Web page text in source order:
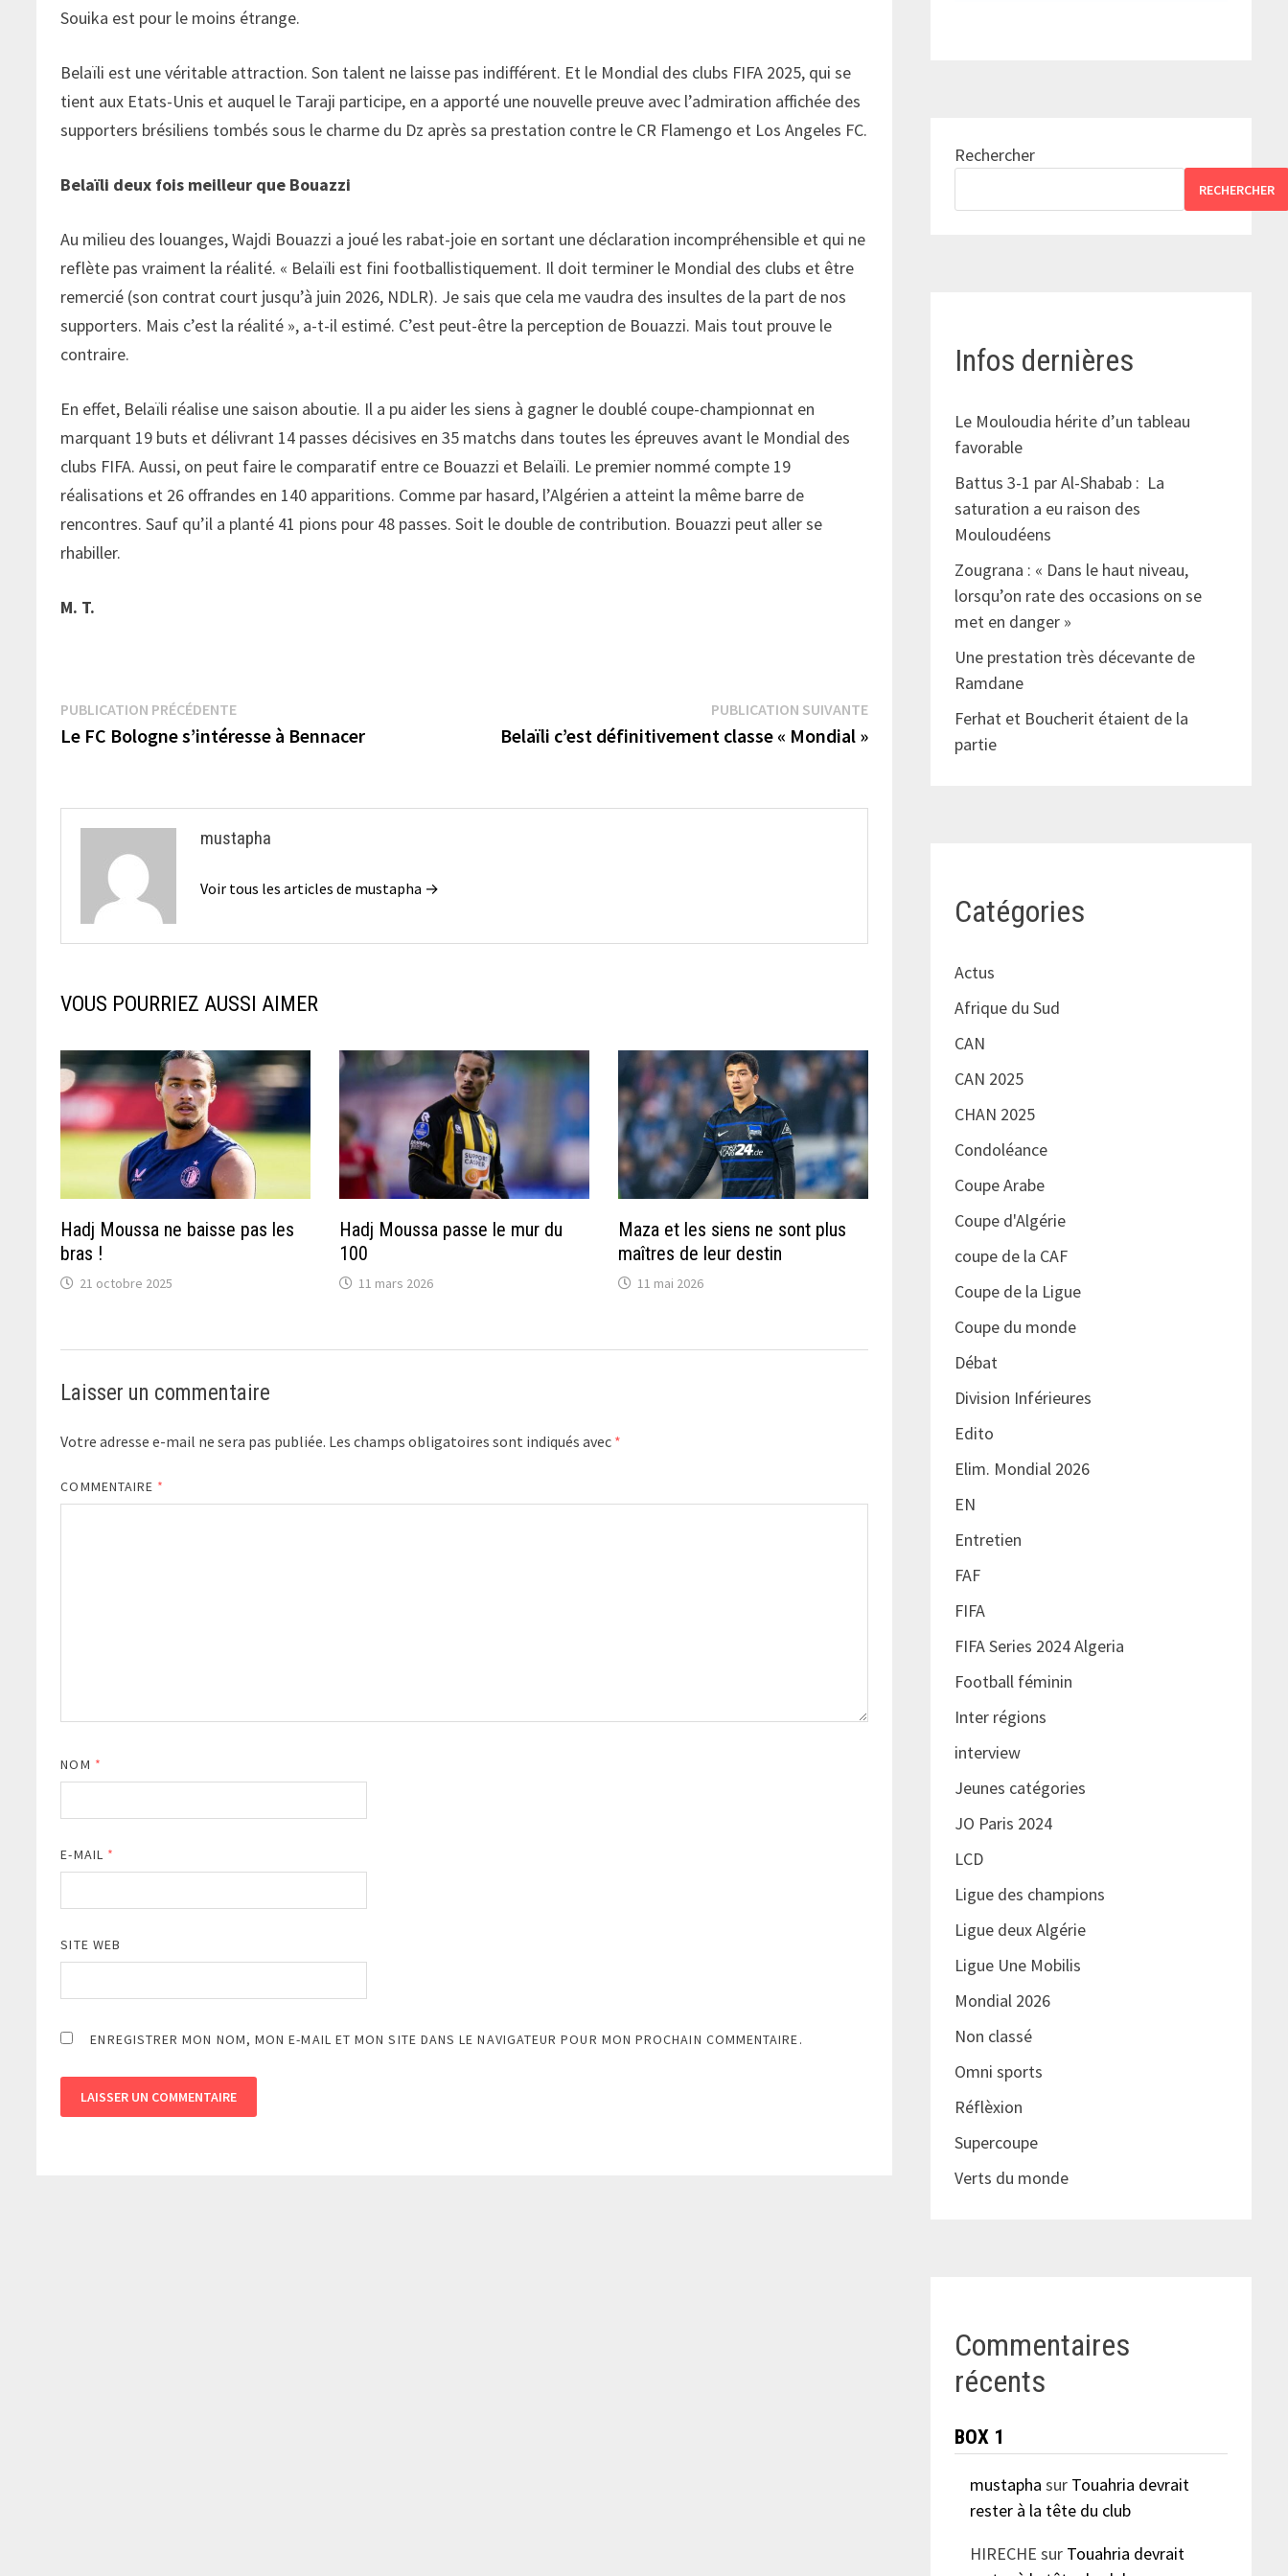
Souika est pour le moins étrange.
Belaïli est une véritable attraction. Son talent ne laisse pas indifférent. Et le Mondial des clubs FIFA 2025, qui se
tient aux Etats-Unis et auquel le Taraji participe, en a apporté une nouvelle preuve avec l’admiration affichée des
supporters brésiliens tombés sous le charme du Dz après sa prestation contre le CR Flamengo et Los Angeles FC.
Belaïli deux fois meilleur que Bouazzi
Au milieu des louanges, Wajdi Bouazzi a joué les rabat-joie en sortant une déclaration incompréhensible et qui ne
reflète pas vraiment la réalité. « Belaïli est fini footballistiquement. Il doit terminer le Mondial des clubs et être
remercié (son contrat court jusqu’à juin 2026, NDLR). Je sais que cela me vaudra des insultes de la part de nos
supporters. Mais c’est la réalité », a-t-il estimé. C’est peut-être la perception de Bouazzi. Mais tout prouve le
contraire.
En effet, Belaïli réalise une saison aboutie. Il a pu aider les siens à gagner le doublé coupe-championnat en
marquant 19 buts et délivrant 14 passes décisives en 35 matchs dans toutes les épreuves avant le Mondial des
clubs FIFA. Aussi, on peut faire le comparatif entre ce Bouazzi et Belaïli. Le premier nommé compte 19
réalisations et 26 offrandes en 140 apparitions. Comme par hasard, l’Algérien a atteint la même barre de
rencontres. Sauf qu’il a planté 41 pions pour 48 passes. Soit le double de contribution. Bouazzi peut aller se
rhabiller.
M. T.
Navigation
de
PUBLICATION PRÉCÉDENTEPublication
précédente :
Le FC Bologne s’intéresse à Bennacer
PUBLICATION SUIVANTEPublication
suivante :
Belaïli c’est définitivement classe « Mondial »
mustapha
Voir tous les articles de mustapha →
VOUS POURRIEZ AUSSI AIMER
Hadj Moussa ne baisse pas les
bras !
21 octobre 2025
Hadj Moussa passe le mur du
100
11 mars 2026
Maza et les siens ne sont plus
maîtres de leur destin
11 mai 2026
Laisser un commentaire
Votre adresse e-mail ne sera pas publiée. Les champs obligatoires sont indiqués avec *
COMMENTAIRE *
NOM *
E-MAIL *
SITE WEB
ENREGISTRER MON NOM, MON E-MAIL ET MON SITE DANS LE NAVIGATEUR POUR MON PROCHAIN COMMENTAIRE.
Rechercher
RECHERCHER
Infos dernières
Le Mouloudia hérite d’un tableau
favorable
Battus 3-1 par Al-Shabab : La
saturation a eu raison des
Mouloudéens
Zougrana : « Dans le haut niveau,
lorsqu’on rate des occasions on se
met en danger »
Une prestation très décevante de
Ramdane
Ferhat et Boucherit étaient de la
partie
Catégories
Actus
Afrique du Sud
CAN
CAN 2025
CHAN 2025
Condoléance
Coupe Arabe
Coupe d'Algérie
coupe de la CAF
Coupe de la Ligue
Coupe du monde
Débat
Division Inférieures
Edito
Elim. Mondial 2026
EN
Entretien
FAF
FIFA
FIFA Series 2024 Algeria
Football féminin
Inter régions
interview
Jeunes catégories
JO Paris 2024
LCD
Ligue des champions
Ligue deux Algérie
Ligue Une Mobilis
Mondial 2026
Non classé
Omni sports
Réflèxion
Supercoupe
Verts du monde
Commentaires
récents
BOX 1
mustapha sur Touahria devrait
rester à la tête du club
HIRECHE sur Touahria devrait